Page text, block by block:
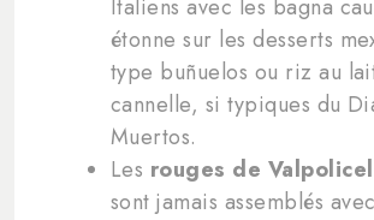
Italiens avec les bagna
étonne sur les desserts
type buñuelos ou riz au
cannelle, si typiques du
Muertos.
Les rouges de
sont jamais assemblés